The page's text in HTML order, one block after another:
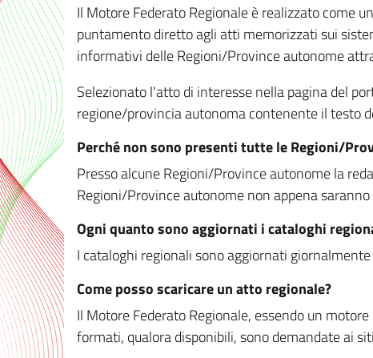
Il Motore Federato Regionale è realizzato come
puntamento diretto agli atti memorizzati sui
informativi delle Regioni/Province autonome
Selezionato l'atto di interesse nella pagina del
regione/provincia autonoma contenente il testo
Perché non sono presenti tutte le Regioni/
Presso alcune Regioni/Province autonome la
Regioni/Province autonome non appena
Ogni quanto sono aggiornati i cataloghi
I cataloghi regionali sono aggiornati
Come posso scaricare un atto regionale?
Il Motore Federato Regionale, essendo un
formati, qualora disponibili, sono demandate ai